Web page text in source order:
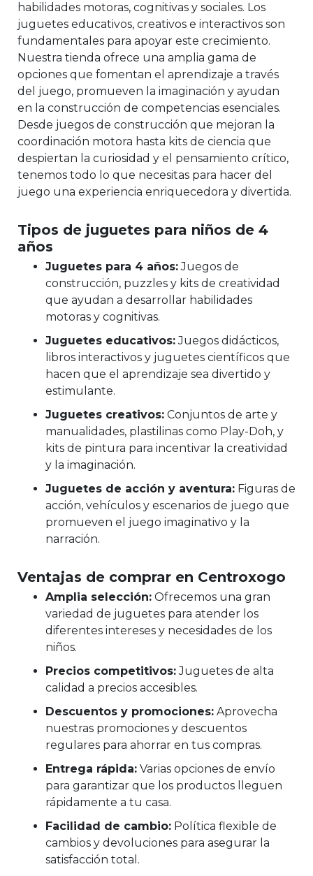
habilidades motoras, cognitivas y sociales. Los
juguetes educativos, creativos e interactivos son
fundamentales para apoyar este crecimiento.
Nuestra tienda ofrece una amplia gama de
opciones que fomentan el aprendizaje a través
del juego, promueven la imaginación y ayudan
en la construcción de competencias esenciales.
Desde juegos de construcción que mejoran la
coordinación motora hasta kits de ciencia que
despiertan la curiosidad y el pensamiento crítico,
tenemos todo lo que necesitas para hacer del
juego una experiencia enriquecedora y divertida.
Tipos de juguetes para niños de 4
años
Juguetes para 4 años:Juegos de
construcción, puzzles y kits de creatividad
que ayudan a desarrollar habilidades
motoras y cognitivas.
Juguetes educativos:Juegos didácticos,
libros interactivos y juguetes científicos que
hacen que el aprendizaje sea divertido y
estimulante.
Juguetes creativos: Conjuntos de arte y
manualidades, plastilinas como Play-Doh, y
kits de pintura para incentivar la creatividad
y la imaginación.
Juguetes de acción y aventura: Figuras de
acción, vehículos y escenarios de juego que
promueven el juego imaginativo y la
narración.
Ventajas de comprar en Centroxogo
Amplia selección: Ofrecemos una gran
variedad de juguetes para atender los
diferentes intereses y necesidades de los
niños.
Precios competitivos:Juguetes de alta
calidad a precios accesibles.
Descuentos y promociones: Aprovecha
nuestras promociones y descuentos
regulares para ahorrar en tus compras.
Entrega rápida: Varias opciones de envío
para garantizar que los productos lleguen
rápidamente a tu casa.
Facilidad de cambio: Política flexible de
cambios y devoluciones para asegurar la
satisfacción total.